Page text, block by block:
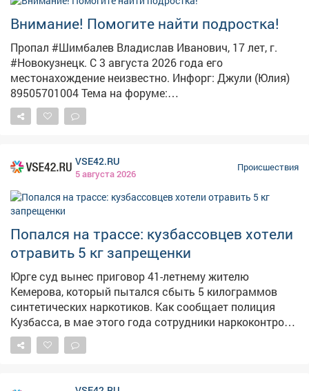
Внимание! Помогите найти подростка!
Пропал #Шимбалев Владислав Иванович, 17 лет, г.
#Новокузнецк. С 3 августа 2026 года его
местонахождение неизвестно. Инфорг: Джули (Юлия)
89505701004 Тема на форуме:
https://lizaalert.org/forum/viewtopic.php?t=371500
#ЛизаАлерт #ЛизаАлертКузбасс #ПропалЧеловек
VSE42.RU
5 августа 2026
Происшествия
Попался на трассе: кузбассовцев хотели
отравить 5 кг запрещенки
Юрге суд вынес приговор 41-летнему жителю
Кемерова, который пытался сбыть 5 килограммов
синтетических наркотиков. Как сообщает полиция
Кузбасса, в мае этого года сотрудники наркоконтроля
получили информацию о готовящейся крупной
партии. Оперативники разработали спецоперацию и в